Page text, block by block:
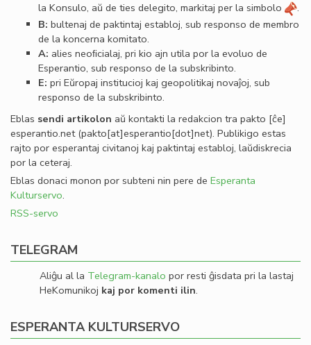
la Konsulo, aŭ de ties delegito, markitaj per la simbolo
.
B: bultenaj de paktintaj establoj, sub responso de membro
de la koncerna komitato.
A: alies neoﬁcialaj, pri kio ajn utila por la evoluo de
Esperantio, sub responso de la subskribinto.
E: pri Eŭropaj institucioj kaj geopolitikaj novaĵoj, sub
responso de la subskribinto.
Eblas sendi artikolon aŭ kontakti la redakcion tra pakto [ĉe]
esperantio.net(pakto[at]esperantio[dot]net). Publikigo estas
rajto por esperantaj civitanoj kaj paktintaj establoj, laŭdiskrecia
por la ceteraj.
Eblas donaci monon por subteni nin pere de Esperanta
Kulturservo.
RSS-servo
TELEGRAM
Aliĝu al la Telegram-kanalo por resti ĝisdata pri la lastaj
HeKomunikoj kaj por komenti ilin.
ESPERANTA KULTURSERVO